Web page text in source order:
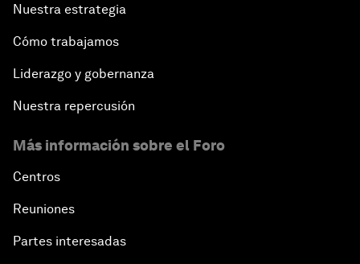
Nuestra estrategia
Cómo trabajamos
Liderazgo y gobernanza
Nuestra repercusión
Más información sobre el Foro
Centros
Reuniones
Partes interesadas